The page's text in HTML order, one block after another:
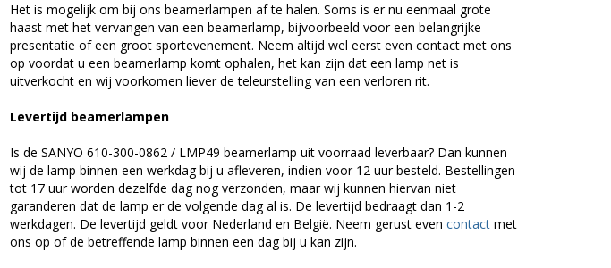
Het is mogelijk om bij ons beamerlampen af te halen. Soms is er nu eenmaal grote
haast met het vervangen van een beamerlamp, bijvoorbeeld voor een belangrijke
presentatie of een groot sportevenement. Neem altijd wel eerst even contact met ons
op voordat u een beamerlamp komt ophalen, het kan zijn dat een lamp net is
uitverkocht en wij voorkomen liever de teleurstelling van een verloren rit.
Levertijd beamerlampen
Is de SANYO 610-300-0862 / LMP49 beamerlamp uit voorraad leverbaar? Dan kunnen
wij de lamp binnen een werkdag bij u afleveren, indien voor 12 uur besteld. Bestellingen
tot 17 uur worden dezelfde dag nog verzonden, maar wij kunnen hiervan niet
garanderen dat de lamp er de volgende dag al is. De levertijd bedraagt dan 1-2
werkdagen. De levertijd geldt voor Nederland en België. Neem gerust even contact met
ons op of de betreffende lamp binnen een dag bij u kan zijn.